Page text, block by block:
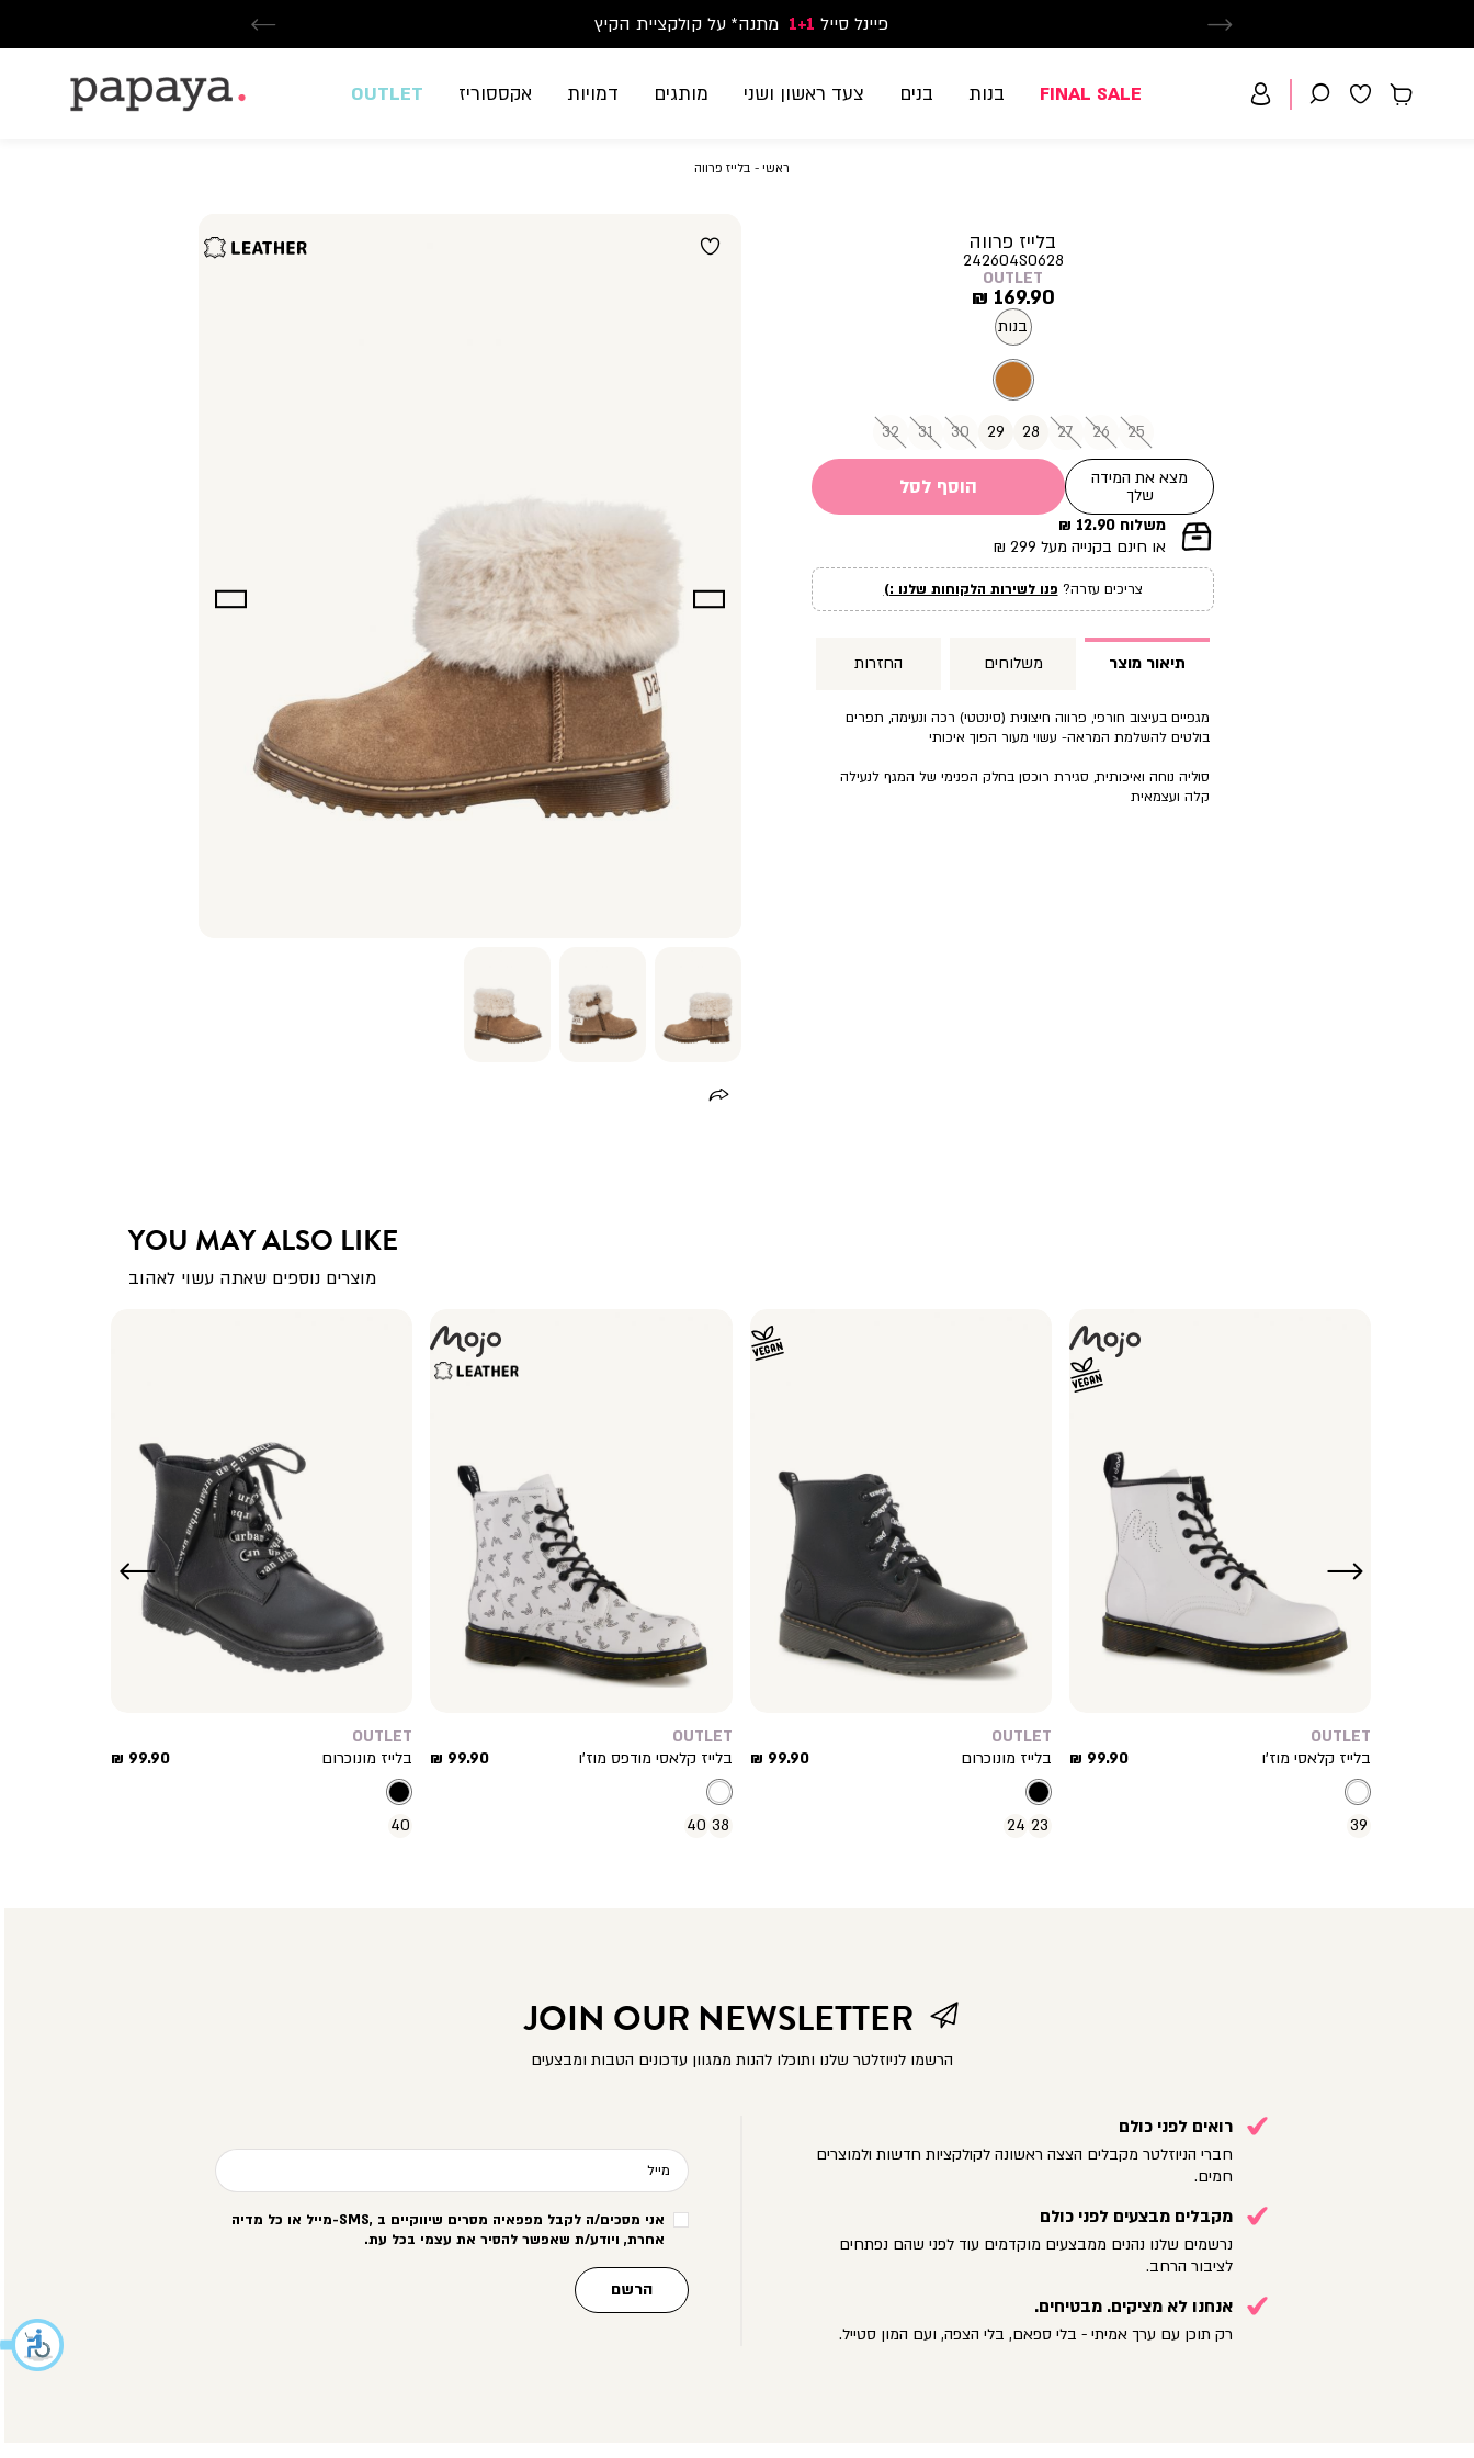
משלוח חינם בקנייה מעל 299₪ | זמני אספקה עד 5 ימי עסקים
פיינל סייל 1+1 מתנה* על קולקציית הקיץ
נעלי ספורט וסניקרס זוג שני החל מ-59.90
FINAL SALE בנות בנים צעד ראשון ושני מותגים דמויות אקססוריז OUTLET
ראשי ראשי
בלייז פרווהבלייז
בלייז פרווה
242604S0628
OUTLET
מחיר
מוצר
169.90 ₪
בנות
25
26
27
28
29
30
31
32
מצא את המידה
שלך
הוסף לסל
|
תומך
מכירה
עמוד
מוצר
משלוח 12.90 ₪
או חינם בקנייה מעל 299 ₪
צריכים עזרה? פנו לשירות הלקוחות שלנו :)
תיאור מוצר משלוחים החזרות
מגפיים בעיצוב חורפי, פרווה חיצונית (סינטטי) רכה ונעימה, תפרים
בולטים להשלמת המראה- עשוי מעור הפוך איכותי
סוליה נוחה ואיכותית, סגירת רוכסן בחלק הפנימי של המגף לנעילה
קלה ועצמאית
YOU MAY ALSO LIKE
מוצרים נוספים שאתה עשוי לאהוב
ימינה
OUTLET
בלייז קלאסי מוז’ו
מחיר
99.90 ₪
39
OUTLET
בלייז מונוכרום
מחיר
99.90 ₪
23
24
OUTLET
בלייז קלאסי מודפס מוז’ו
מחיר
99.90 ₪
38
40
OUTLET
בלייז מונוכרום
מחיר
99.90 ₪
40
שמאלה
JOIN OUR NEWSLETTER
הרשמו לניוזלטר שלנו ותוכלו להנות ממגוון עדכונים הטבות ומבצעים
רואים לפני כולם
חברי הניוזלטר מקבלים הצצה ראשונה לקולקציות חדשות ולמוצרים
חמים.
מקבלים מבצעים לפני כולם
נרשמים שלנו נהנים ממבצעים מוקדמים עוד לפני שהם נפתחים
לציבור הרחב.
אנחנו לא מציקים. מבטיחים.
רק תוכן עם ערך אמיתי - בלי ספאם, בלי הצפה, ועם המון סטייל.
מייל
אני מסכים/ה לקבל מפפאיה מסרים שיווקיים ב -SMS,מייל או כל מדיה
אחרת, ויודע/ת שאפשר להסיר את עצמי בכל עת.
הרשם